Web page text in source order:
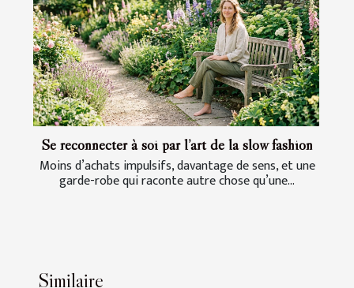
Se reconnecter à soi par l’art de la slow fashion
Moins d’achats impulsifs, davantage de sens, et une
garde-robe qui raconte autre chose qu’une...
Similaire